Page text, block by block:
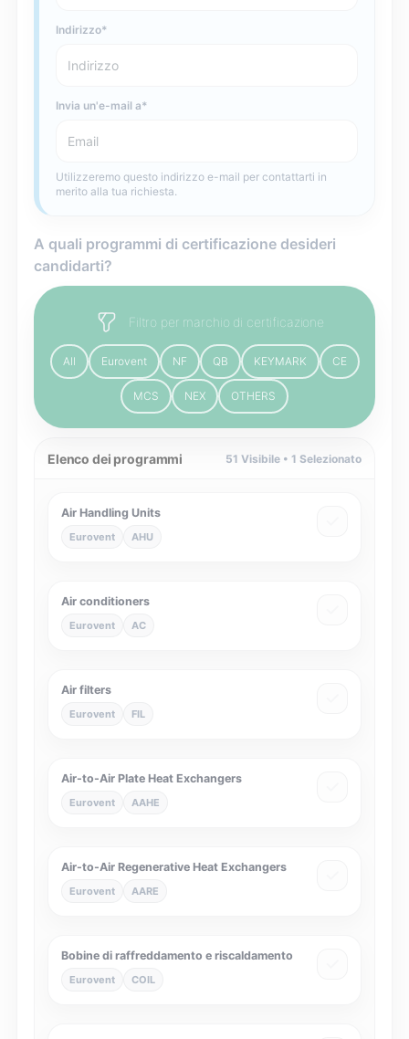
Indirizzo
Invia un'e-mail a
Utilizzeremo questo indirizzo e-mail per contattarti in
merito alla tua richiesta.
A quali programmi di certificazione desideri
candidarti?
Filtro per marchio di certificazione
All Eurovent NF QB KEYMARK CE
MCS NEX OTHERS
Elenco dei programmi 51 Visibile •1 Selezionato
Air Handling Units
Eurovent AHU
Air conditioners
Eurovent AC
Air filters
Eurovent FIL
Air-to-Air Plate Heat Exchangers
Eurovent AAHE
Air-to-Air Regenerative Heat Exchangers
Eurovent AARE
Bobine di raffreddamento e riscaldamento
Eurovent COIL